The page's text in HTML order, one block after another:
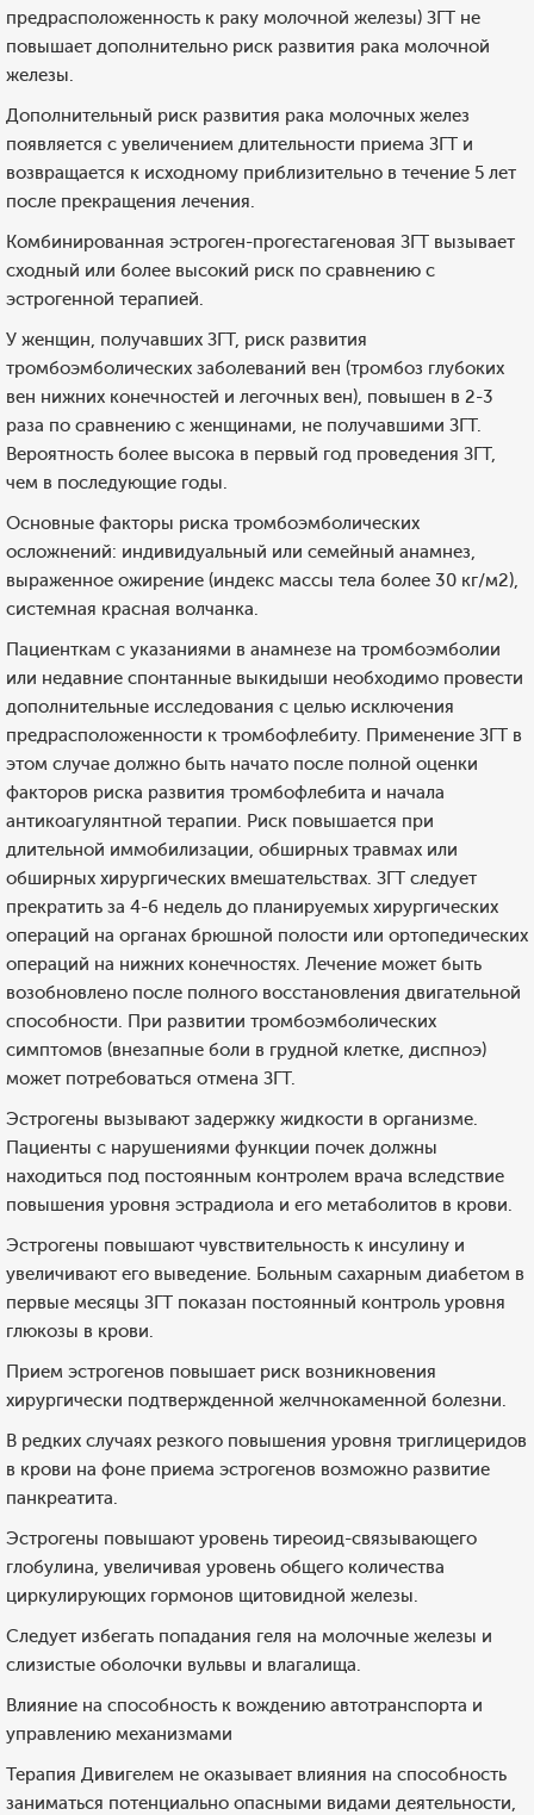
предрасположенность к раку молочной железы) ЗГТ не
повышает дополнительно риск развития рака молочной
железы.
Дополнительный риск развития рака молочных желез
появляется с увеличением длительности приема ЗГТ и
возвращается к исходному приблизительно в течение 5 лет
после прекращения лечения.
Комбинированная эстроген-прогестагеновая ЗГТ вызывает
сходный или более высокий риск по сравнению с
эстрогенной терапией.
У женщин, получавших ЗГТ, риск развития
тромбоэмболических заболеваний вен (тромбоз глубоких
вен нижних конечностей и легочных вен), повышен в 2-3
раза по сравнению с женщинами, не получавшими ЗГТ.
Вероятность более высока в первый год проведения ЗГТ,
чем в последующие годы.
Основные факторы риска тромбоэмболических
осложнений: индивидуальный или семейный анамнез,
выраженное ожирение (индекс массы тела более 30 кг/м2),
системная красная волчанка.
Пациенткам с указаниями в анамнезе на тромбоэмболии
или недавние спонтанные выкидыши необходимо провести
дополнительные исследования с целью исключения
предрасположенности к тромбофлебиту. Применение ЗГТ в
этом случае должно быть начато после полной оценки
факторов риска развития тромбофлебита и начала
антикоагулянтной терапии. Риск повышается при
длительной иммобилизации, обширных травмах или
обширных хирургических вмешательствах. ЗГТ следует
прекратить за 4-6 недель до планируемых хирургических
операций на органах брюшной полости или ортопедических
операций на нижних конечностях. Лечение может быть
возобновлено после полного восстановления двигательной
способности. При развитии тромбоэмболических
симптомов (внезапные боли в грудной клетке, диспноэ)
может потребоваться отмена ЗГТ.
Эстрогены вызывают задержку жидкости в организме.
Пациенты с нарушениями функции почек должны
находиться под постоянным контролем врача вследствие
повышения уровня эстрадиола и его метаболитов в крови.
Эстрогены повышают чувствительность к инсулину и
увеличивают его выведение. Больным сахарным диабетом в
первые месяцы ЗГТ показан постоянный контроль уровня
глюкозы в крови.
Прием эстрогенов повышает риск возникновения
хирургически подтвержденной желчнокаменной болезни.
В редких случаях резкого повышения уровня триглицеридов
в крови на фоне приема эстрогенов возможно развитие
панкреатита.
Эстрогены повышают уровень тиреоид-связывающего
глобулина, увеличивая уровень общего количества
циркулирующих гормонов щитовидной железы.
Следует избегать попадания геля на молочные железы и
слизистые оболочки вульвы и влагалища.
Влияние на способность к вождению автотранспорта и
управлению механизмами
Терапия Дивигелем не оказывает влияния на способность
заниматься потенциально опасными видами деятельности,